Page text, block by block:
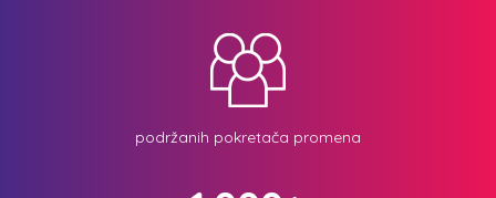
podržanih pokretača promena